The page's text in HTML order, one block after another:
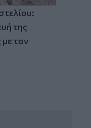
της
τον